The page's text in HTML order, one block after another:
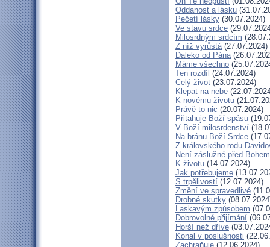
Oddanost a lásku
Pečetí lásky (30.07.2024)
Ve stavu srdce
Milosrdným srdcím
Z níž vyrůstá(27.07.2024)
Daleko od Pána
Máme všechno
Ten rozdíl (24.07.2024)
Celý život (23.07.2024)
Klepat na nebe
K novému životu
Právě to nic (20.07.2024)
Přitahuje Boží spásu
V Boží milosrdenství
Na bránu Boží Srdce
Z královského rodu
Není záslužné před Bohem
K životu (14.07.2024)
Jak potřebujeme
S trpělivostí (12.07.2024)
Změní ve spravedlivé
Drobné skutky
Laskavým způsobem
Dobrovolné přijímání
Horší než dříve
Konal v poslušnosti
Zachraňuje (12.06.2024)